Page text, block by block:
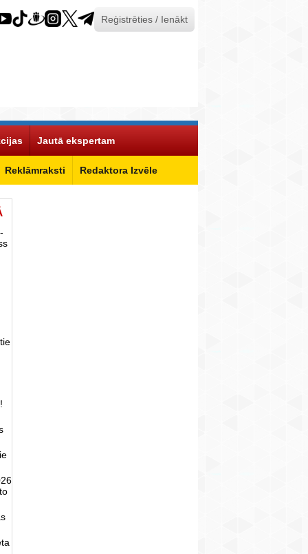
Reģistrēties / Ienākt
Reklāmraksti Redaktora Izvēle
Jautā ekspertam